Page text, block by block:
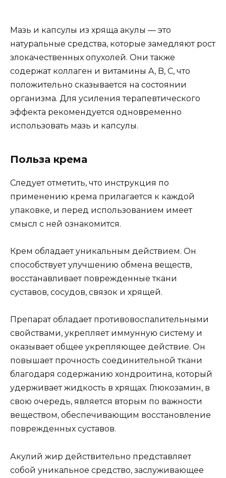
Мазь и капсулы из хряща акулы — это
натуральные средства, которые замедляют рост
злокачественных опухолей. Они также
содержат коллаген и витамины A, B, C, что
положительно сказывается на состоянии
организма. Для усиления терапевтического
эффекта рекомендуется одновременно
использовать мазь и капсулы.
Польза крема
Следует отметить, что инструкция по
применению крема прилагается к каждой
упаковке, и перед использованием имеет
смысл с ней ознакомится.
Крем обладает уникальным действием. Он
способствует улучшению обмена веществ,
восстанавливает поврежденные ткани
суставов, сосудов, связок и хрящей.
Препарат обладает противовоспалительными
свойствами, укрепляет иммунную систему и
оказывает общее укрепляющее действие. Он
повышает прочность соединительной ткани
благодаря содержанию хондроитина, который
удерживает жидкость в хрящах. Глюкозамин, в
свою очередь, является вторым по важности
веществом, обеспечивающим восстановление
поврежденных суставов.
Акулий жир действительно представляет
собой уникальное средство, заслуживающее